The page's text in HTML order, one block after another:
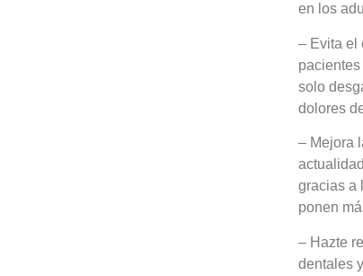
en los
– Evita el
solo
dolores
– Mejora
gracias a
ponen
– Hazte
dentales